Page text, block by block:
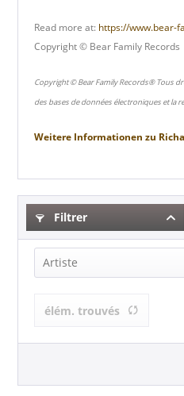
Read more at: https://www.bear-
Copyright © Bear Family Records
Copyright © Bear Family Records® Tous
des bases de données électroniques et la
Weitere Informationen zu
Filtrer
Artiste
élém. trouvés